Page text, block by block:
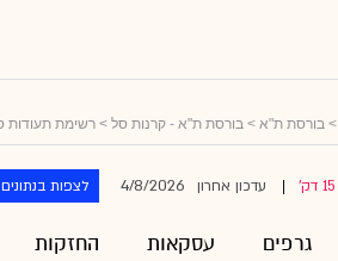
> בורסת ת"א > בורסת ת"א - קרנות סל > רשימת תעודות
עדכון אחרון 4/8/2026 לצפות
גרפים עסקאות החזקות